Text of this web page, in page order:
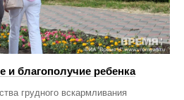
и благополучие ребенка
грудного вскармливания